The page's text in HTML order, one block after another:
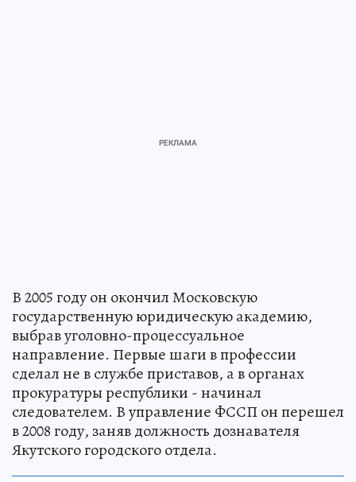
В 2005 году он окончил Московскую
государственную юридическую академию,
выбрав уголовно-процессуальное
направление. Первые шаги в профессии
сделал не в службе приставов, а в органах
прокуратуры республики - начинал
следователем. В управление ФССП он перешел
в 2008 году, заняв должность дознавателя
Якутского городского отдела.